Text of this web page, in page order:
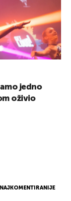
NAJKOMENTIRANIJE
jedno
oživio